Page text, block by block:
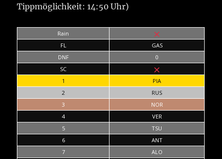
Tippmöglichkeit: 14:50 Uhr)
Rain
FL
GAS
DNF
0
SC
1
PIA
2
RUS
3
NOR
4
VER
5
TSU
6
ANT
7
ALO